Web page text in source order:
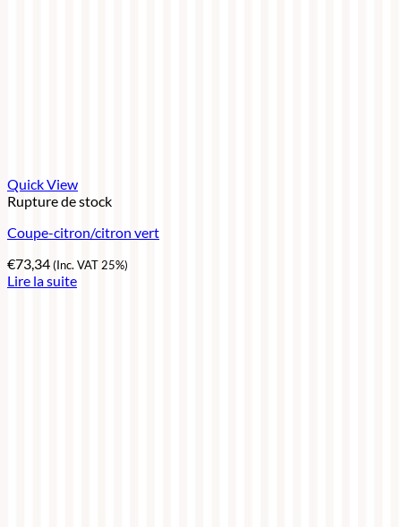
Quick View
Rupture de stock
Coupe-citron/citron vert
€73,34(Inc. VAT 25%)
Lire la suite